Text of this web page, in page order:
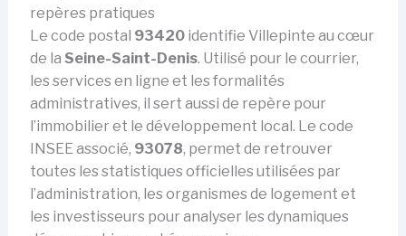
repères pratiques
Le code postal 93420identifie Villepinte au cœur
de la Seine-Saint-Denis. Utilisé pour le courrier,
les services en ligne et les formalités
administratives, il sert aussi de repère pour
l’immobilier et le développement local. Le code
INSEE associé, 93078, permet de retrouver
toutes les statistiques officielles utilisées par
l’administration, les organismes de logement et
les investisseurs pour analyser les dynamiques